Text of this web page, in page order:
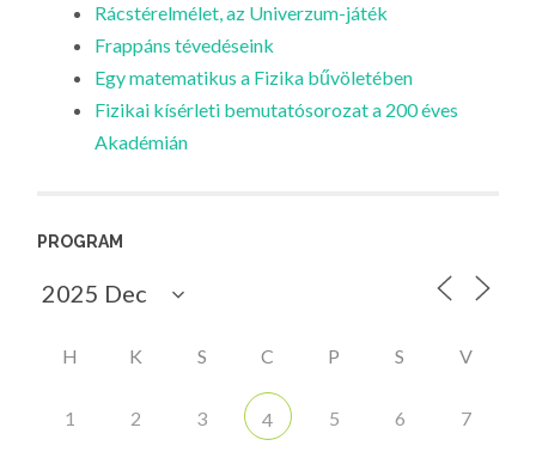
Rácstérelmélet, az Univerzum-játék
Frappáns tévedéseink
Egy matematikus a Fizika bűvöletében
Fizikai kísérleti bemutatósorozat a 200 éves
Akadémián
PROGRAM
H K S C P S V
1 2 3 4 5 6 7